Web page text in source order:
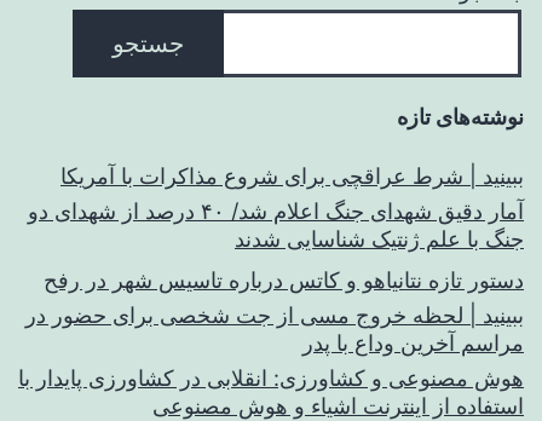
جستجو
نوشته‌های تازه
ببینید | شرط عراقچی برای شروع مذاکرات با آمریکا
آمار دقیق شهدای جنگ اعلام شد/ ۴۰ درصد از شهدای دو
جنگ با علم ژنتیک شناسایی شدند
دستور تازه نتانیاهو و کاتس درباره تاسیس شهر در رفح
ببینید | لحظه خروج مسی از جت شخصی برای حضور در
مراسم آخرین وداع با پدر
هوش مصنوعی و کشاورزی: انقلابی در کشاورزی پایدار با
استفاده از اینترنت اشیاء و هوش مصنوعی